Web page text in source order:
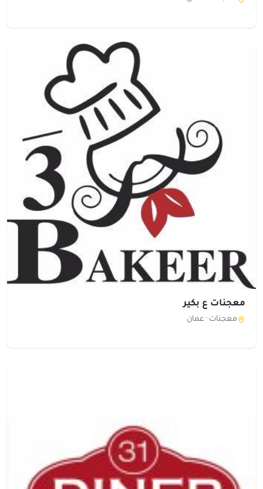
معجنات ع بكير
معجنات · عمان